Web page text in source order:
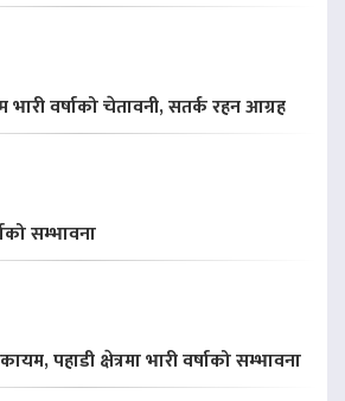
वर्षाको चेतावनी, सतर्क रहन आग्रह
सम्भावना
पहाडी क्षेत्रमा भारी वर्षाको सम्भावना